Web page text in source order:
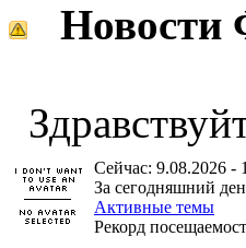
Новости
Сейчас: 9.08.2026 -
За сегодняшний
Активные темы
Рекорд